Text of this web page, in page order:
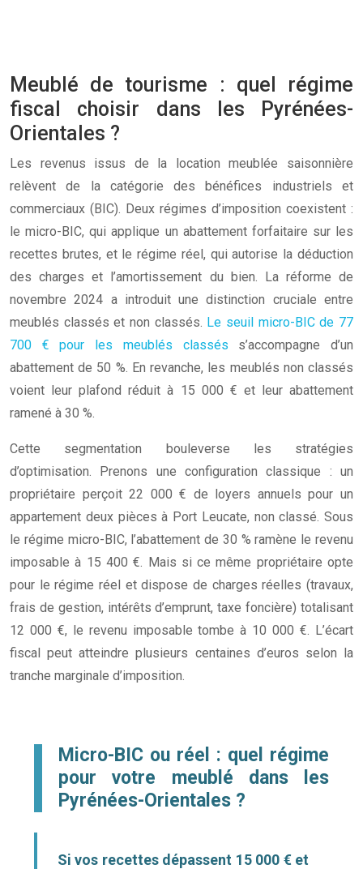
Meublé de tourisme : quel régime
fiscal choisir dans les Pyrénées-
Orientales ?
Les revenus issus de la location meublée saisonnière
relèvent de la catégorie des bénéfices industriels et
commerciaux (BIC). Deux régimes d’imposition coexistent :
le micro-BIC, qui applique un abattement forfaitaire sur les
recettes brutes, et le régime réel, qui autorise la déduction
des charges et l’amortissement du bien. La réforme de
novembre 2024 a introduit une distinction cruciale entre
meublés classés et non classés. Le seuil micro-BIC de 77
700 € pour les meublés classés s’accompagne d’un
abattement de 50 %. En revanche, les meublés non classés
voient leur plafond réduit à 15 000 € et leur abattement
ramené à 30 %.
Cette segmentation bouleverse les stratégies
d’optimisation. Prenons une configuration classique : un
propriétaire perçoit 22 000 € de loyers annuels pour un
appartement deux pièces à Port Leucate, non classé. Sous
le régime micro-BIC, l’abattement de 30 % ramène le revenu
imposable à 15 400 €. Mais si ce même propriétaire opte
pour le régime réel et dispose de charges réelles (travaux,
frais de gestion, intérêts d’emprunt, taxe foncière) totalisant
12 000 €, le revenu imposable tombe à 10 000 €. L’écart
fiscal peut atteindre plusieurs centaines d’euros selon la
tranche marginale d’imposition.
Micro-BIC ou réel : quel régime
pour votre meublé dans les
Pyrénées-Orientales ?
Si vos recettes dépassent 15 000 € et